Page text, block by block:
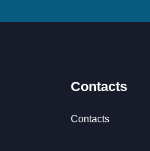
Contacts
Contacts